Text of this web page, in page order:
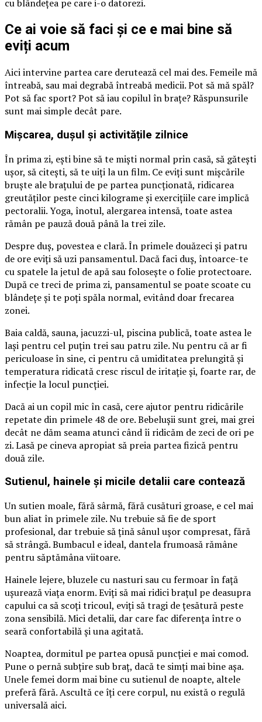
cu blândețea pe care i-o datorezi.
Ce ai voie să faci și ce e mai bine să
eviți acum
Aici intervine partea care derutează cel mai des. Femeile mă
întreabă, sau mai degrabă întreabă medicii. Pot să mă spăl?
Pot să fac sport? Pot să iau copilul în brațe? Răspunsurile
sunt mai simple decât pare.
Mișcarea, dușul și activitățile zilnice
În prima zi, ești bine să te miști normal prin casă, să gătești
ușor, să citești, să te uiți la un film. Ce eviți sunt mișcările
bruște ale brațului de pe partea puncționată, ridicarea
greutăților peste cinci kilograme și exercițiile care implică
pectoralii. Yoga, înotul, alergarea intensă, toate astea
rămân pe pauză două până la trei zile.
Despre duș, povestea e clară. În primele douăzeci și patru
de ore eviți să uzi pansamentul. Dacă faci duș, întoarce-te
cu spatele la jetul de apă sau folosește o folie protectoare.
După ce treci de prima zi, pansamentul se poate scoate cu
blândețe și te poți spăla normal, evitând doar frecarea
zonei.
Baia caldă, sauna, jacuzzi-ul, piscina publică, toate astea le
lași pentru cel puțin trei sau patru zile. Nu pentru că ar fi
periculoase în sine, ci pentru că umiditatea prelungită și
temperatura ridicată cresc riscul de iritație și, foarte rar, de
infecție la locul puncției.
Dacă ai un copil mic în casă, cere ajutor pentru ridicările
repetate din primele 48 de ore. Bebelușii sunt grei, mai grei
decât ne dăm seama atunci când îi ridicăm de zeci de ori pe
zi. Lasă pe cineva apropiat să preia partea fizică pentru
două zile.
Sutienul, hainele și micile detalii care contează
Un sutien moale, fără sârmă, fără cusături groase, e cel mai
bun aliat în primele zile. Nu trebuie să fie de sport
profesional, dar trebuie să țină sânul ușor compresat, fără
să strângă. Bumbacul e ideal, dantela frumoasă rămâne
pentru săptămâna viitoare.
Hainele lejere, bluzele cu nasturi sau cu fermoar în față
ușurează viața enorm. Eviți să mai ridici brațul pe deasupra
capului ca să scoți tricoul, eviți să tragi de țesătură peste
zona sensibilă. Mici detalii, dar care fac diferența între o
seară confortabilă și una agitată.
Noaptea, dormitul pe partea opusă puncției e mai comod.
Pune o pernă subțire sub braț, dacă te simți mai bine așa.
Unele femei dorm mai bine cu sutienul de noapte, altele
preferă fără. Ascultă ce îți cere corpul, nu există o regulă
universală aici.